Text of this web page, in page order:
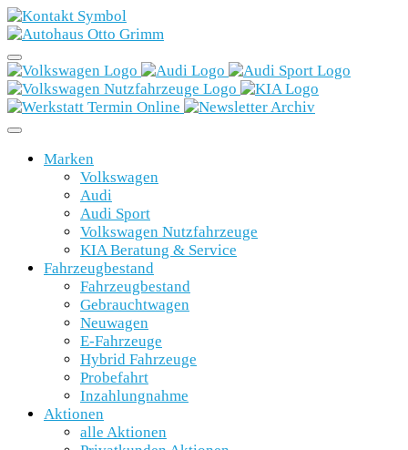
Marken
Volkswagen
Audi
Audi Sport
Volkswagen Nutzfahrzeuge
KIA Beratung & Service
Fahrzeugbestand
Fahrzeugbestand
Gebrauchtwagen
Neuwagen
E-Fahrzeuge
Hybrid Fahrzeuge
Probefahrt
Inzahlungnahme
Aktionen
alle Aktionen